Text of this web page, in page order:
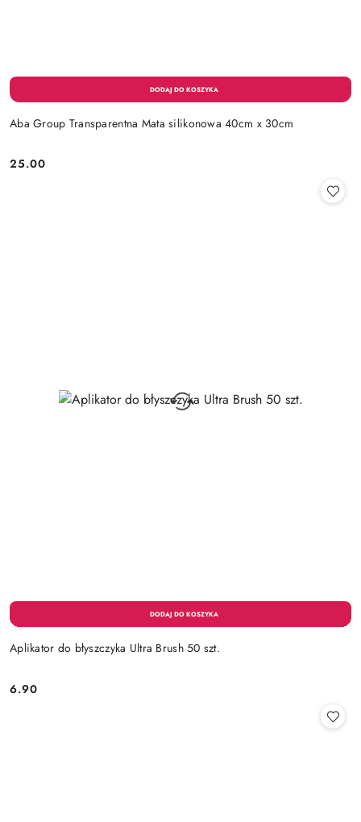
Aba Group Transparentna Mata silikonowa 40cm x 30cm
Cena:
25.00
Aplikator do błyszczyka Ultra Brush 50 szt.
Cena:
6.90